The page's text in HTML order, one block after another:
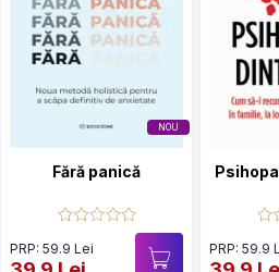
NOU
Fără panică
PRP: 59.9 Lei PRP: 59.9